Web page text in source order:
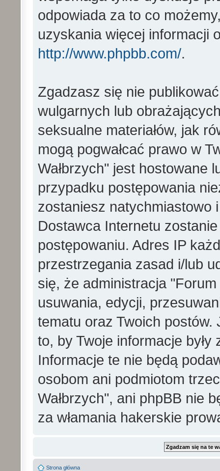
odpowiada za to co
uzyskania więcej informacji
http://www.phpbb.com/.
Zgadzasz się nie
wulgarnych lub
seksualne materiałów, jak
mogą pogwałcać prawo w
Wałbrzych" jest hostowane
przypadku postępowania
zostaniesz natychmiastowo
Dostawca Internetu
postępowaniu. Adres IP
przestrzegania zasad i/lub
się, że administracja
usuwania, edycji,
tematu oraz Twoich
to, by Twoje informacje
Informacje te nie będą
osobom ani podmiotom
Wałbrzych", ani phpBB nie
za włamania hakerskie
Strona główna